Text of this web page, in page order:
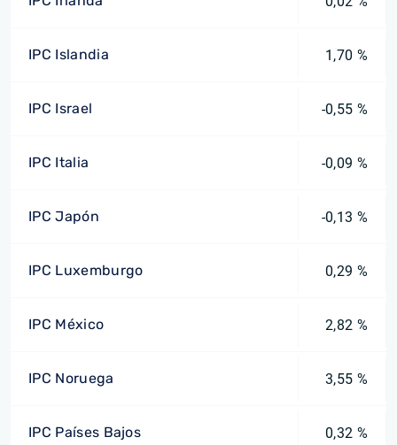
IPC Islandia 1,70 %
IPC Israel -0,55 %
IPC Italia -0,09 %
IPC Japón -0,13 %
IPC Luxemburgo 0,29 %
IPC México 2,82 %
IPC Noruega 3,55 %
IPC Países Bajos 0,32 %